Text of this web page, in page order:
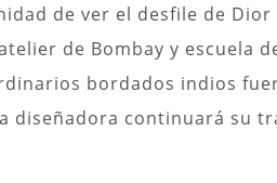
de ver el desfile de Dior
de Bombay y escuela
bordados indios
diseñadora continuará su